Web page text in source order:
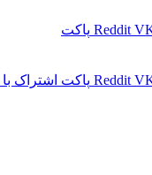
Reddit پاکت
Reddit پاکت اشتراک